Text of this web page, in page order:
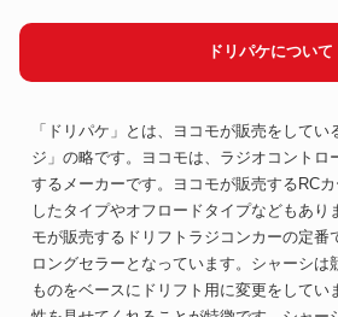
ドリパケについて
「ドリパケ」とは、ヨコモが販売をしてい
ジ」の略です。ヨコモは、ラジオコントロ
するメーカーです。ヨコモが販売するRC
したタイプやオフロードタイプなどもあり
モが販売するドリフトラジコンカーの定番
ロングセラーとなっています。シャーシは
ものをベースにドリフト用に変更をしてい